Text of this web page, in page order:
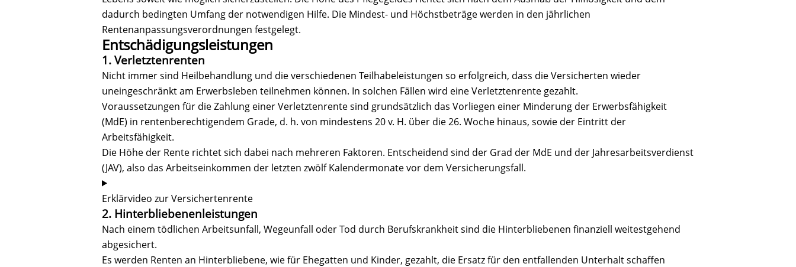
dadurch bedingten Umfang der notwendigen Hilfe. Die Mindest- und Höchstbeträge werden in den jährlichen
Rentenanpassungsverordnungen festgelegt.
Entschädigungsleistungen
1. Verletztenrenten
Nicht immer sind Heilbehandlung und die verschiedenen Teilhabeleistungen so erfolgreich, dass die Versicherten wieder
uneingeschränkt am Erwerbsleben teilnehmen können. In solchen Fällen wird eine Verletztenrente gezahlt.
Voraussetzungen für die Zahlung einer Verletztenrente sind grundsätzlich das Vorliegen einer Minderung der Erwerbsfähigkeit
(MdE) in rentenberechtigendem Grade, d. h. von mindestens 20 v. H. über die 26. Woche hinaus, sowie der Eintritt der
Arbeitsfähigkeit.
Die Höhe der Rente richtet sich dabei nach mehreren Faktoren. Entscheidend sind der Grad der MdE und der Jahresarbeitsverdienst
(JAV), also das Arbeitseinkommen der letzten zwölf Kalendermonate vor dem Versicherungsfall.
Erklärvideo zur Versichertenrente
2. Hinterbliebenenleistungen
Nach einem tödlichen Arbeitsunfall, Wegeunfall oder Tod durch Berufskrankheit sind die Hinterbliebenen finanziell weitestgehend
abgesichert.
Es werden Renten an Hinterbliebene, wie für Ehegatten und Kinder, gezahlt, die Ersatz für den entfallenden Unterhalt schaffen